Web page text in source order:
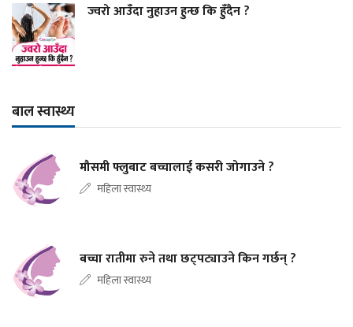
ज्वरो आउँदा नुहाउन हुन्छ कि हुँदैन ?
बाल स्वास्थ्य
मौसमी फ्लुबाट बच्चालाई कसरी जोगाउने ?
महिला स्वास्थ्य
बच्चा रातीमा रुने तथा छट्पट्याउने किन गर्छन् ?
महिला स्वास्थ्य